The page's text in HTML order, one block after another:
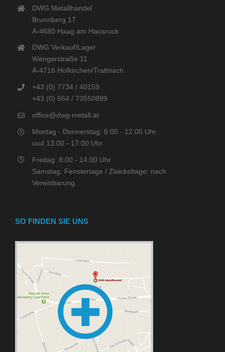
DWG Metallhandel
Brunnberg 17
A-4680 Haag am Hausruck
DWG Verkauf/Lager
Wengerstraße 11
A-4716 Hofkirchen/Trattnach
+43 (0) 7734 / 40159
+43 (0) 664 / 73550899
office@dwg-metall.at
Montag - Donnerstag: 8:00 - 12:00 Uhr
und 13:00 - 17:00 Uhr
Freitag: 8:00 - 14:00 Uhr
Samstag, Fenstertage / Zwickeltage: nach
Vereinbarung
SO FINDEN SIE UNS